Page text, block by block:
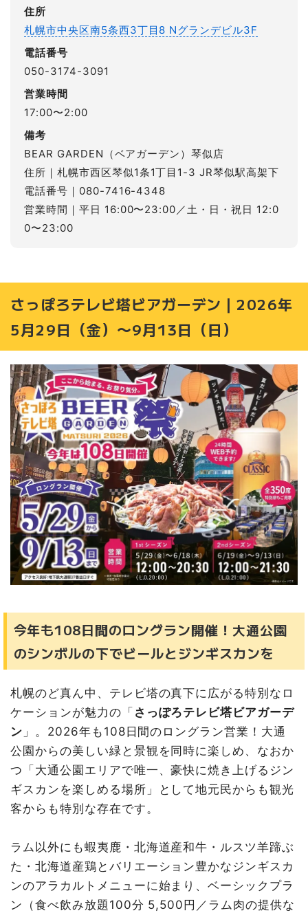
住所
札幌市中央区南5条西3丁目8 Nグランデビル3F
電話番号
050-3174-3091
営業時間
17:00〜2:00
備考
BEAR GARDEN（ベアガーデン）琴似店
住所｜札幌市西区琴似1条1丁目1-3 JR琴似駅高架下
電話番号｜080-7416-4348
営業時間｜平日 16:00〜23:00／土・日・祝日 12:0
0〜23:00
さっぽろテレビ塔ビアガーデン｜2026年
5月29日（金）〜9月13日（日）
今年も108日間のロングラン開催！大通公園
のシンボルの下でビールとジンギスカンを
札幌のど真ん中、テレビ塔の真下に広がる特別なロ
ケーションが魅力の「 さっぽろテレビ塔ビアガーデ
ン 」。2026年も108日間のロングラン営業！大通
公園からの美しい緑と景観を同時に楽しめ、なおか
つ「大通公園エリアで唯一、豪快に焼き上げるジン
ギスカンを楽しめる場所」として地元民からも観光
客からも特別な存在です。
ラム以外にも蝦夷鹿・北海道産和牛・ルスツ羊蹄ぶ
た・北海道産鶏とバリエーション豊かなジンギスカ
ンのアラカルトメニューに始まり、ベーシックプラ
ン（食べ飲み放題100分 5,500円／ラム肉の提供な